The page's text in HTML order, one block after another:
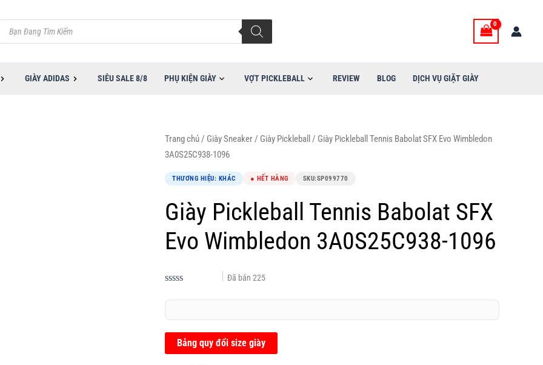
Tìm
kiếm
sản
GIÀY ADIDAS SIÊU SALE 8/8 PHỤ KIỆN GIÀY VỢT PICKLEBALL REVIEW BLOG DỊCH VỤ GIẶT GIÀY
Trang chủ/ Giày Sneaker/ Giày Pickleball / Giày Pickleball Tennis Babolat SFX Evo Wimbledon
3A0S25C938-1096
THƯƠNG HIỆU: KHÁC ● HẾT HÀNG SKU:SP099770
Giày Pickleball Tennis Babolat SFX
Evo Wimbledon 3A0S25C938-1096
xếp
0.0
5
Đã bán225
Bảng quy đổi size giày